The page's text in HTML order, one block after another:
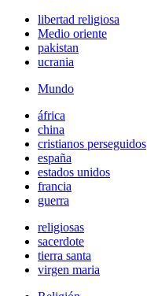
libertad religiosa
Medio oriente
pakistan
ucrania
Mundo
áfrica
china
cristianos perseguidos
españa
estados unidos
francia
guerra
religiosas
sacerdote
tierra santa
virgen maria